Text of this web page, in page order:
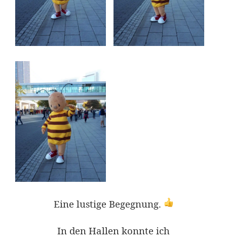
Eine lustige Begegnung.
In den Hallen konnte ich